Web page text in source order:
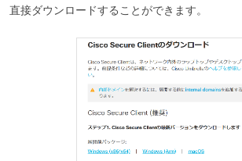
直接ダウンロードすることができます。